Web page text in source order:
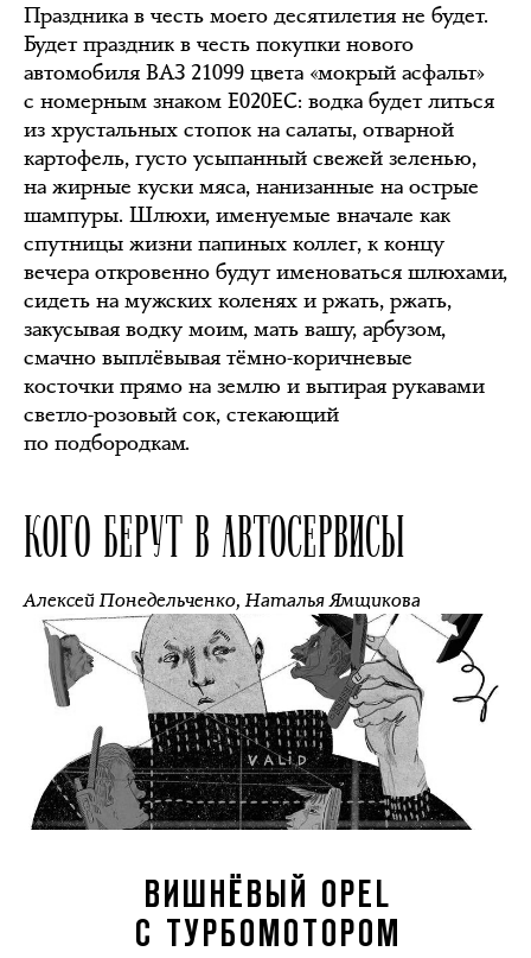
Праздника в честь моего десятилетия не будет.
Будет праздник в честь покупки нового
автомобиля ВАЗ 21099 цвета «мокрый асфальт»
с номерным знаком Е020ЕС: водка будет литься
из хрустальных стопок на салаты, отварной
картофель, густо усыпанный свежей зеленью,
на жирные куски мяса, нанизанные на острые
шампуры. Шлюхи, именуемые вначале как
спутницы жизни папиных коллег, к концу
вечера откровенно будут именоваться шлюхами,
сидеть на мужских коленях и ржать, ржать,
закусывая водку моим, мать вашу, арбузом,
смачно выплёвывая тёмно-коричневые
косточки прямо на землю и вытирая рукавами
светло-розовый сок, стекающий
по подбородкам.
КОГО БЕРУТ В АВТОСЕРВИСЫ
Алексей Понедельченко,Наталья Ямщикова
ВИШНЁВЫЙ OPEL
С ТУРБОМОТОРОМ